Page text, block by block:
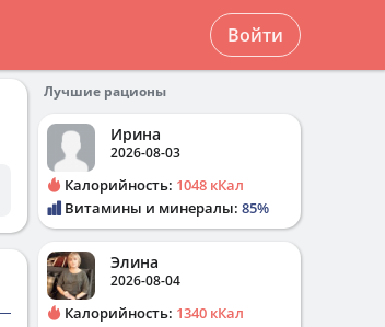
Войти
Лучшие рационы
Ирина
2026-08-03
Калорийность: 1048 кКал
Витамины и минералы: 85%
Элина
2026-08-04
Калорийность: 1340 кКал